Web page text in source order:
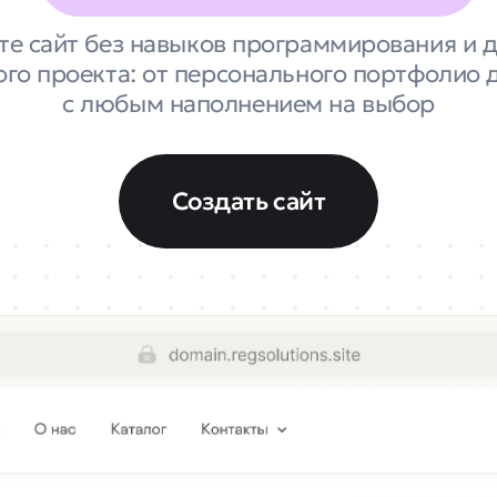
сайт без навыков программирования и
проекта: от персонального портфолио
с любым наполнением на выбор
Создать сайт